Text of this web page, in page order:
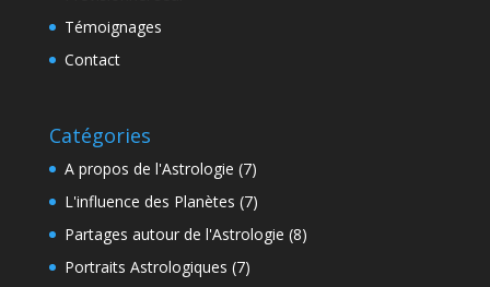
Témoignages
Contact
Catégories
A propos de l'Astrologie (7)
L'influence des Planètes (7)
Partages autour de l'Astrologie (8)
Portraits Astrologiques (7)